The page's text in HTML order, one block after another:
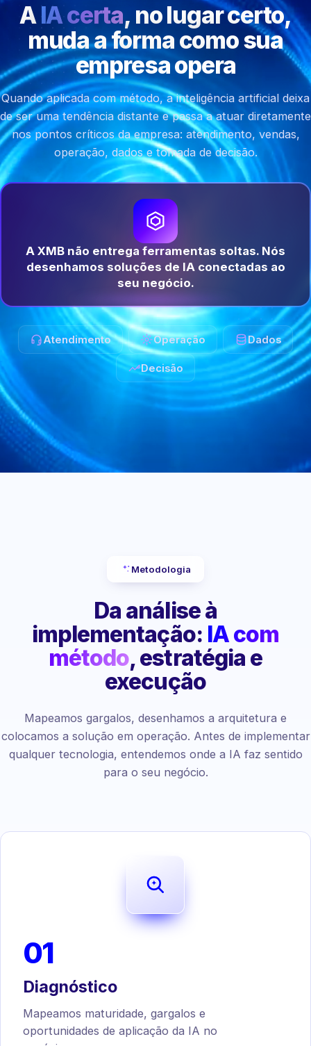
AIA certa, no lugar certo,
muda a forma como sua
empresa opera
Quando aplicada com método, a inteligência artificial deixa
de ser uma tendência distante e passa a atuar diretamente
nos pontos críticos da empresa: atendimento, vendas,
operação, dados e tomada de decisão.
A XMB não entrega ferramentas soltas. Nós
desenhamos soluções de IA conectadas ao
seu negócio.
Atendimento Operação Dados
Decisão
Metodologia
Da análise à
implementação: IA com
método, estratégia e
execução
Mapeamos gargalos, desenhamos a arquitetura e
colocamos a solução em operação. Antes de implementar
qualquer tecnologia, entendemos onde a IA faz sentido
para o seu negócio.
01
Diagnóstico
Mapeamos maturidade, gargalos e
oportunidades de aplicação da IA no